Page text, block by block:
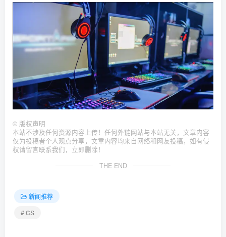
© 版权声明
本站不涉及任何资源内容上传！任何外链网站与本站无关，文章内容
仅为投稿者个人观点分享，文章内容均来自网络和网友投稿，如有侵
权请留言联系我们，立即删除！
THE END
新闻推荐
# CS